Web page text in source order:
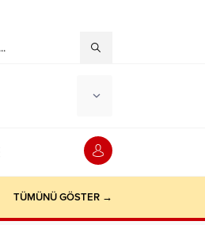
TÜMÜNÜ GÖSTER →